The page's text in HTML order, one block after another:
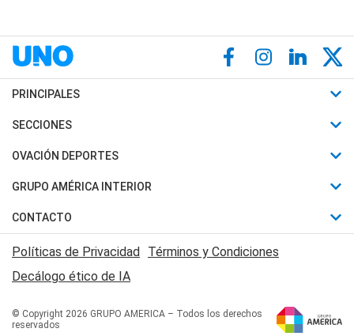
PRINCIPALES
Últimas Noticias
Política
Judiciales
Economia
SECCIONES
Horóscopo
Motores
Trucos caseros
Series y Películas
Edictos y Solicitadas
OVACIÓN DEPORTES
Fútbol
Mundial
Automovilismo
Rugby
Básquet
GRUPO AMÉRICA INTERIOR
Canal 7 en Vivo
San Juan 8
CONTACTO
Acerca de Nosotros
Contactanos
Políticas de Privacidad Términos y Condiciones
Decálogo ético de IA
© Copyright 2026 GRUPO AMERICA – Todos los derechos
reservados